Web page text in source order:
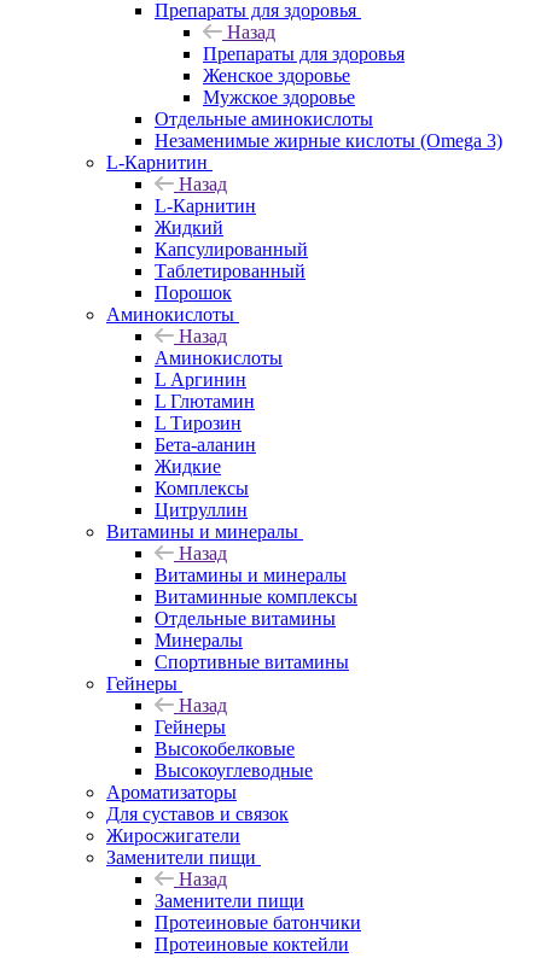
Препараты для здоровья
Назад
Препараты для здоровья
Женское здоровье
Мужское здоровье
Отдельные аминокислоты
Незаменимые жирные кислоты (Omega 3)
L-Карнитин
Назад
L-Карнитин
Жидкий
Капсулированный
Таблетированный
Порошок
Аминокислоты
Назад
Аминокислоты
L Аргинин
L Глютамин
L Тирозин
Бета-аланин
Жидкие
Комплексы
Цитруллин
Витамины и минералы
Назад
Витамины и минералы
Витаминные комплексы
Отдельные витамины
Минералы
Спортивные витамины
Гейнеры
Назад
Гейнеры
Высокобелковые
Высокоуглеводные
Ароматизаторы
Для суставов и связок
Жиросжигатели
Заменители пищи
Назад
Заменители пищи
Протеиновые батончики
Протеиновые коктейли